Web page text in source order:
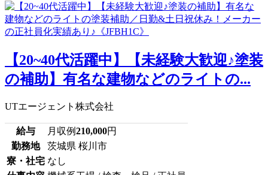
【20~40代活躍中】【未経験大歓迎♪塗装
の補助】有名な建物などのライトの...
UTエージェント株式会社
給与 月収例210,000円
勤務地
茨城県 桜川市
寮・社宅 なし